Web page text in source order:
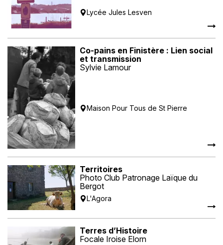
Lycée Jules Lesven
Co-pains en Finistère : Lien social
et transmission
Sylvie Lamour
Maison Pour Tous de St Pierre
Territoires
Photo Club Patronage Laïque du
Bergot
L'Agora
Terres d’Histoire
Focale Iroise Elorn